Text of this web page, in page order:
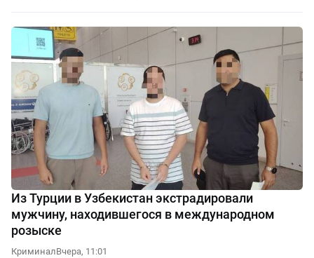
Из Турции в Узбекистан экстрадировали
мужчину, находившегося в международном
розыске
КриминалВчера, 11:01